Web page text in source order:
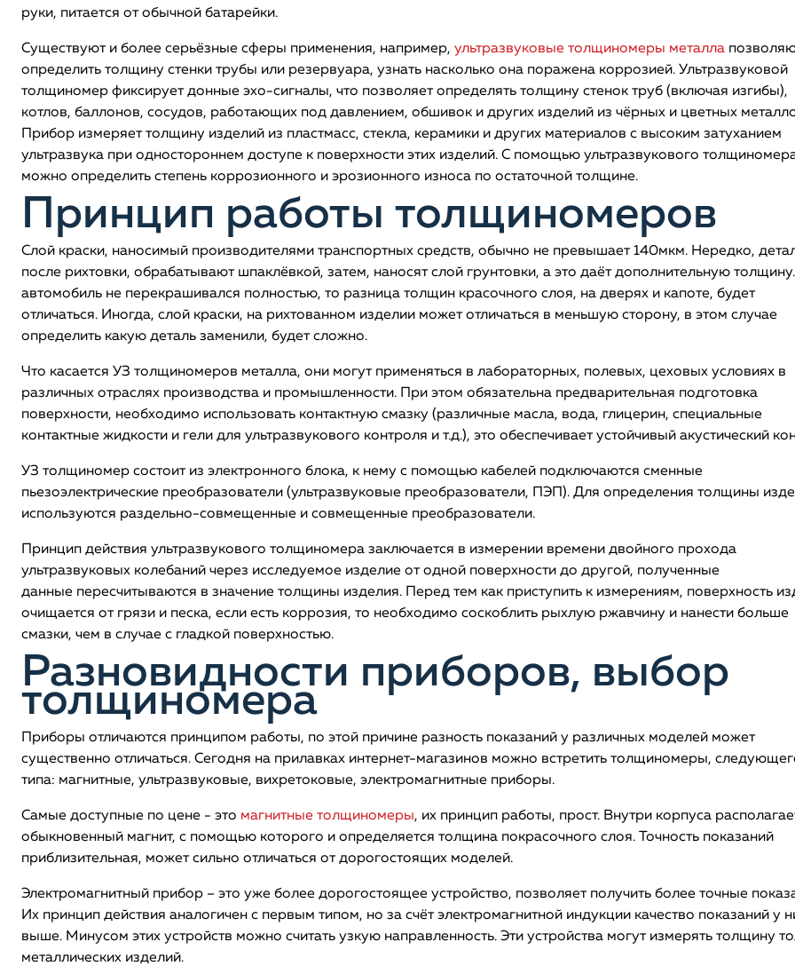
руки, питается от обычной батарейки.
Существуют и более серьёзные сферы применения, например, ультразвуковые толщиномеры металла
определить толщину стенки трубы или резервуара, узнать насколько она поражена коррозией. Ультразвуковой
толщиномер фиксирует донные эхо-сигналы, что позволяет определять толщину стенок труб (включая изгибы),
котлов, баллонов, сосудов, работающих под давлением, обшивок и других изделий из чёрных и цветных
Прибор измеряет толщину изделий из пластмасс, стекла, керамики и других материалов с высоким затуханием
ультразвука при одностороннем доступе к поверхности этих изделий. С помощью ультразвукового
можно определить степень коррозионного и эрозионного износа по остаточной толщине.
Принцип работы толщиномеров
Слой краски, наносимый производителями транспортных средств, обычно не превышает 140мкм. Нередко,
после рихтовки, обрабатывают шпаклёвкой, затем, наносят слой грунтовки, а это даёт дополнительную
автомобиль не перекрашивался полностью, то разница толщин красочного слоя, на дверях и капоте, будет
отличаться. Иногда, слой краски, на рихтованном изделии может отличаться в меньшую сторону, в этом случае
определить какую деталь заменили, будет сложно.
Что касается УЗ толщиномеров металла, они могут применяться в лабораторных, полевых, цеховых условиях в
различных отраслях производства и промышленности. При этом обязательна предварительная подготовка
поверхности, необходимо использовать контактную смазку (различные масла, вода, глицерин, специальные
контактные жидкости и гели для ультразвукового контроля и т.д.), это обеспечивает устойчивый акустический
УЗ толщиномер состоит из электронного блока, к нему с помощью кабелей подключаются сменные
пьезоэлектрические преобразователи (ультразвуковые преобразователи, ПЭП). Для определения толщины
используются раздельно-совмещенные и совмещенные преобразователи.
Принцип действия ультразвукового толщиномера заключается в измерении времени двойного прохода
ультразвуковых колебаний через исследуемое изделие от одной поверхности до другой, полученные
данные пересчитываются в значение толщины изделия. Перед тем как приступить к измерениям, поверхность
очищается от грязи и песка, если есть коррозия, то необходимо соскоблить рыхлую ржавчину и нанести больше
смазки, чем в случае с гладкой поверхностью.
Разновидности приборов, выбор
толщиномера
Приборы отличаются принципом работы, по этой причине разность показаний у различных моделей может
существенно отличаться. Сегодня на прилавках интернет-магазинов можно встретить толщиномеры,
типа: магнитные, ультразвуковые, вихретоковые, электромагнитные приборы.
Самые доступные по цене - это магнитные толщиномеры, их принцип работы, прост. Внутри корпуса
обыкновенный магнит, с помощью которого и определяется толщина покрасочного слоя. Точность показаний
приблизительная, может сильно отличаться от дорогостоящих моделей.
Электромагнитный прибор – это уже более дорогостоящее устройство, позволяет получить более точные
Их принцип действия аналогичен с первым типом, но за счёт электромагнитной индукции качество показаний у
выше. Минусом этих устройств можно считать узкую направленность. Эти устройства могут измерять толщину
металлических изделий.